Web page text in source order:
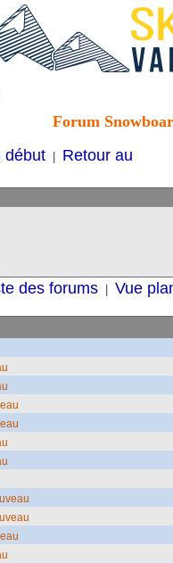
Forum
début
Retour au
des forums Vue